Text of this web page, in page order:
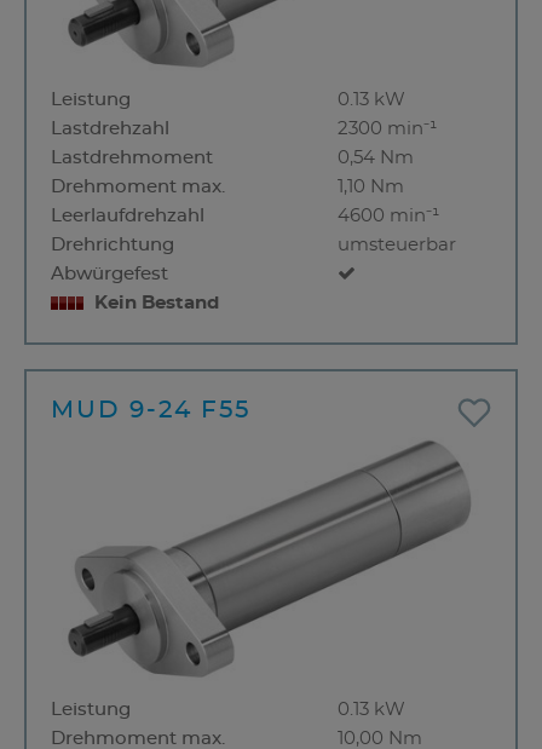
Leistung
0.13 kW
Lastdrehzahl
2300 min⁻¹
Lastdrehmoment
0,54 Nm
Drehmoment max.
1,10 Nm
Leerlaufdrehzahl
4600 min⁻¹
Drehrichtung
umsteuerbar
Abwürgefest
Kein Bestand
MUD 9-24 F55
Leistung
0.13 kW
Drehmoment max.
10,00 Nm